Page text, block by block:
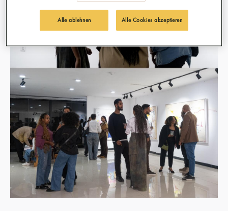
Alle ablehnen Alle Cookies akzeptieren